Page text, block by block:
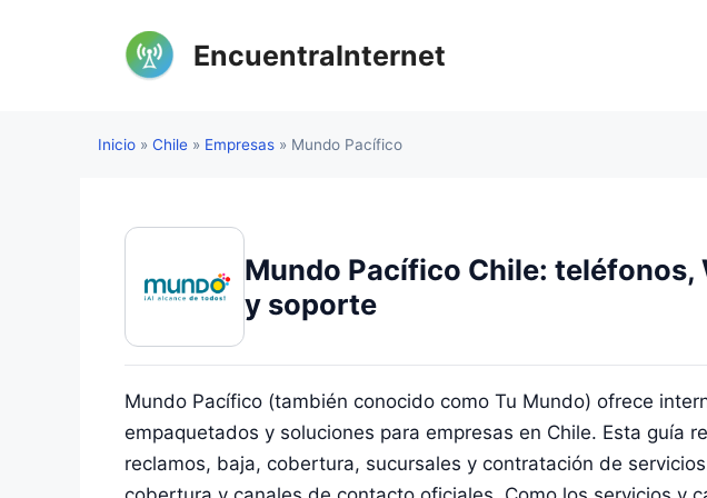
EncuentraInternet
Inicio » Chile » Empresas » Mundo Pacífico
Mundo Pacífico Chile:
y soporte
Mundo Pacífico (también conocido como Tu Mundo) ofrece
empaquetados y soluciones para empresas en Chile. Esta guía
reclamos, baja, cobertura, sucursales y contratación de